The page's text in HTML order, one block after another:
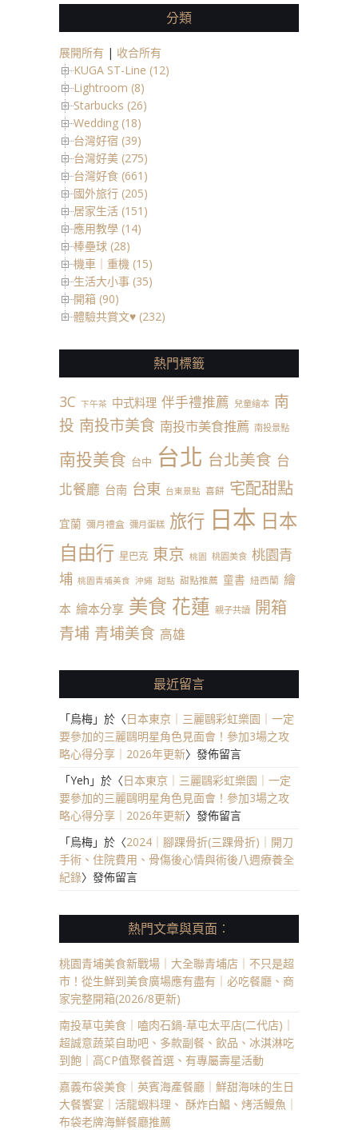
分類
展開所有 | 收合所有
KUGA ST-Line (12)
Lightroom (8)
Starbucks (26)
Wedding (18)
台灣好宿 (39)
台灣好美 (275)
台灣好食 (661)
國外旅行 (205)
居家生活 (151)
應用教學 (14)
棒壘球 (28)
機車｜重機 (15)
生活大小事 (35)
開箱 (90)
體驗共賞文♥ (232)
熱門標籤
3C 下午茶 中式料理 伴手禮推薦 兒童繪本 南
投 南投市美食 南投市美食推薦 南投景點
南投美食 台中 台北 台北美食 台
北餐廳 台南 台東 台東景點 喜餅 宅配甜點
宜蘭 彌月禮盒 彌月蛋糕 旅行 日本 日本
自由行 星巴克 東京 桃園 桃園美食 桃園青
埔 桃園青埔美食 沖繩 甜點 甜點推薦 童書 紐西蘭 繪
本 繪本分享 美食 花蓮 親子共讀 開箱
青埔 青埔美食 高雄
最近留言
「烏梅」於〈日本東京｜三麗鷗彩虹樂園｜一定
要參加的三麗鷗明星角色見面會！參加3場之攻
略心得分享｜2026年更新〉發佈留言
「Yeh 」於〈日本東京｜三麗鷗彩虹樂園｜一定
要參加的三麗鷗明星角色見面會！參加3場之攻
略心得分享｜2026年更新〉發佈留言
「烏梅」於〈2024｜腳踝骨折(三踝骨折)｜開刀
手術、住院費用、骨傷後心情與術後八週療養全
紀錄〉發佈留言
熱門文章與頁面︰
桃園青埔美食新戰場｜大全聯青埔店｜不只是超
市！從生鮮到美食廣場應有盡有｜必吃餐廳、商
家完整開箱(2026/8更新)
南投草屯美食｜嗑肉石鍋-草屯太平店(二代店)｜
超誠意蔬菜自助吧、多款副餐、飲品、冰淇淋吃
到飽｜高CP值聚餐首選、有專屬壽星活動
嘉義布袋美食｜英賓海產餐廳｜鮮甜海味的生日
大餐饗宴｜活龍蝦料理、 酥炸白鯧、烤活鰻魚｜
布袋老牌海鮮餐廳推薦